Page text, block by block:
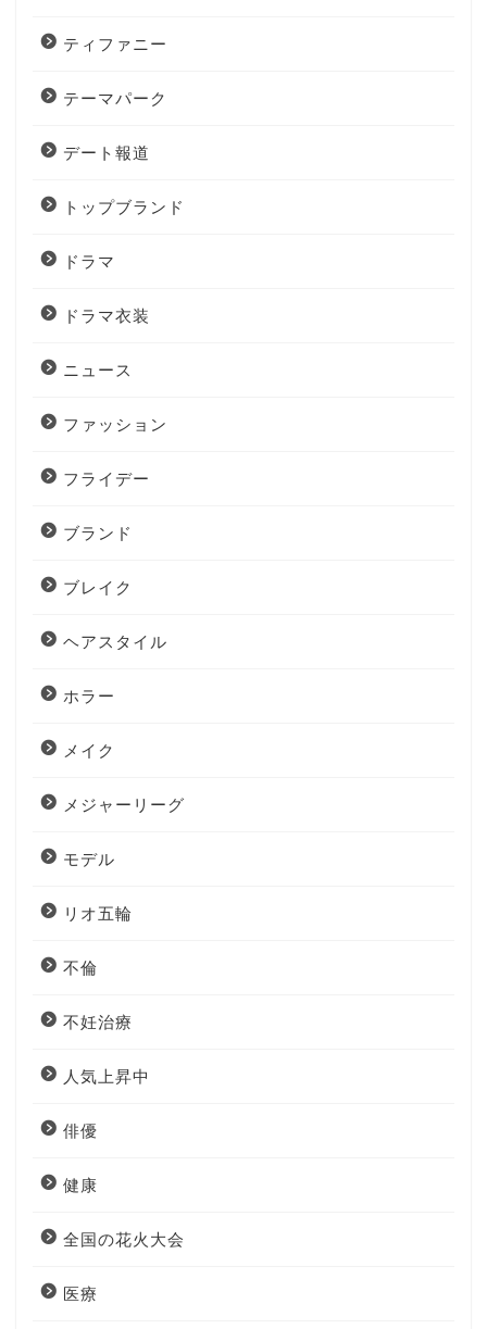
ティファニー
テーマパーク
デート報道
トップブランド
ドラマ
ドラマ衣装
ニュース
ファッション
フライデー
ブランド
ブレイク
ヘアスタイル
ホラー
メイク
メジャーリーグ
モデル
リオ五輪
不倫
不妊治療
人気上昇中
俳優
健康
全国の花火大会
医療